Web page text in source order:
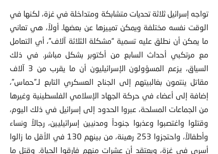
تواجه إسرائيل ثلاثة تحديات متشابكة ومتداخلة في غزة، لكنها في
الوقت نفسه مختلفة ويمكن تمييزها عن بعضها. أولاً، هي تعاني
ما يمكن أن نطلق عليه تسمية “مشكلة الثلاثة آلاف”، أي التعامل
مع مرتكبي أحداث السابع من أكتوبر بشكل مباشر. في ذلك
السياق، يزعم المسؤولون الإسرائيليون أن ما يقرب من 3 آلاف
مقاتل ينتمون بغالبيتهم إلى الجناح العسكري التابع لـ”حماس”،
إضافة إلى أعضاء في حركة الجهاد الإسلامي الفلسطينية وغيرها
من الجماعات المسلحة، عبروا الحدود إلى إسرائيل في ذلك اليوم،
وقتلوا واغتصبوا وعذبوا جنوداً ومدنيين إسرائيليين، رجالاً ونساء
وأطفالاً، واحتجزوا 253 رهينة، من بينهم 130 في الأقل ما زالوا
أسرى في غزة، ويعتقد أن عشرات منهم فارقوا الحياة. وقتل ما